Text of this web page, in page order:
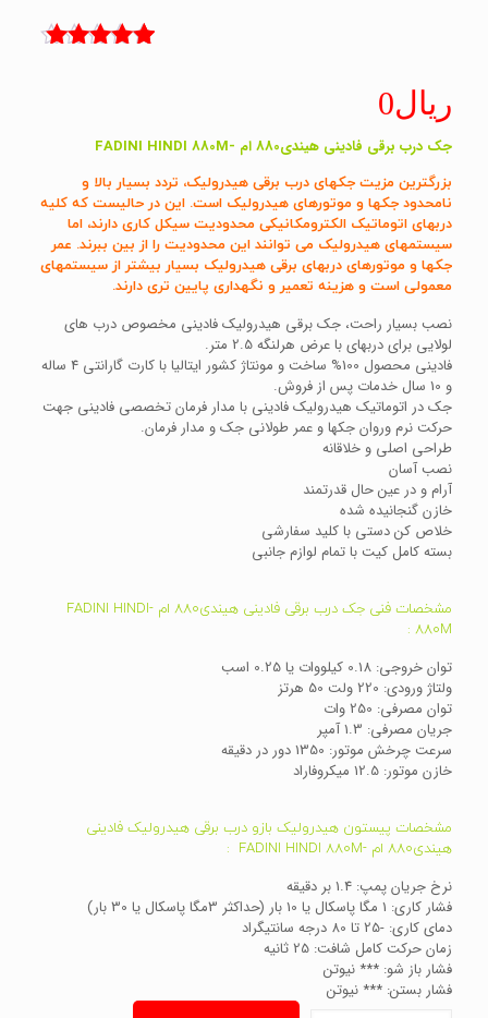
ریال0
جک درب برقی فادینی هیندی880 ام -FADINI HINDI 880M
بزرگترین مزیت جکهای درب برقی هیدرولیک، تردد بسیار بالا و
نامحدود جکها و موتورهای هیدرولیک است. این در حالیست که کلیه
دربهای اتوماتیک الکترومکانیکی محدودیت سیکل کاری دارند، اما
سیستمهای هیدرولیک می توانند این محدودیت را از بین ببرند. عمر
جکها و موتورهای دربهای برقی هیدرولیک بسیار بیشتر از سیستمهای
معمولی است و هزینه تعمیر و نگهداری پایین تری دارند.
نصب بسیار راحت، جک برقی هیدرولیک فادینی مخصوص درب های
لولایی برای دربهای با عرض هرلنگه 2.5 متر.
فادینی محصول 100% ساخت و مونتاژ کشور ایتالیا با کارت گارانتی 4 ساله
و 10 سال خدمات پس از فروش.
جک در اتوماتیک هیدرولیک فادینی با مدار فرمان تخصصی فادینی جهت
حرکت نرم وروان جکها و عمر طولانی جک و مدار فرمان.
طراحی اصلی و خلاقانه
نصب آسان
آرام و در عین حال قدرتمند
خازن گنجانیده شده
خلاص کن دستی با کلید سفارشی
بسته کامل کیت با تمام لوازم جانبی
مشخصات فنی جک درب برقی فادینی هیندی880 ام -FADINI HINDI
880M :
توان خروجی: 0.18 کیلووات یا 0.25 اسب
ولتاژ ورودی: 220 ولت 50 هرتز
توان مصرفی: 250 وات
جریان مصرفی: 1.3 آمپر
سرعت چرخش موتور: 1350 دور در دقیقه
خازن موتور: 12.5 میکروفاراد
مشخصات پیستون هیدرولیک بازو درب برقی هیدرولیک فادینی
هیندی880 ام -FADINI HINDI 880M :
نرخ جریان پمپ: 1.4 بر دقیقه
فشار کاری: 1 مگا پاسکال یا 10 بار (حداکثر 3مگا پاسکال یا 30 بار)
دمای کاری: -25 تا 80 درجه سانتیگراد
زمان حرکت کامل شافت: 25 ثانیه
فشار باز شو: *** نیوتن
فشار بستن: *** نیوتن